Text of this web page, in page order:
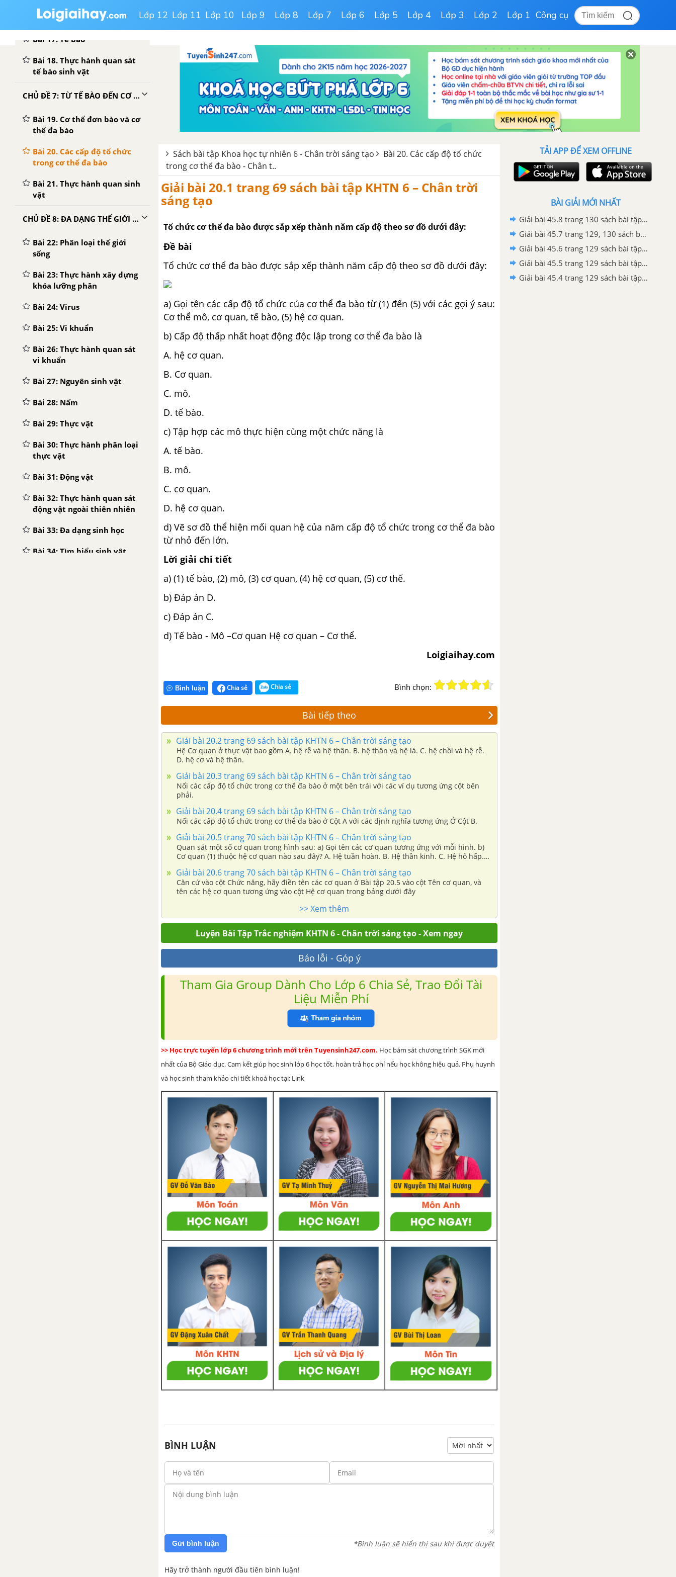
Lớp 12 Lớp 11 Lớp 10 Lớp 9 Lớp 8 Lớp 7 Lớp 6 Lớp 5 Lớp 4 Lớp 3 Lớp 2 Lớp 1 Công cụ
CHỦ ĐỀ 6: TẾ BÀO - ĐƠN VỊ CƠ SỞ CỦA SỰ SỐNG - SBT
Bài 17. Tế bào
Bài 18. Thực hành quan sát
tế bào sinh vật
CHỦ ĐỀ 7: TỪ TẾ BÀO ĐẾN CƠ THỂ - SBT CTST
Bài 19. Cơ thể đơn bào và cơ
thể đa bào
Bài 20. Các cấp độ tổ chức
trong cơ thể đa bào
Bài 21. Thực hành quan sinh
vật
CHỦ ĐỀ 8: ĐA DẠNG THẾ GIỚI SỐNG - SBT CTST
Bài 22: Phân loại thế giới
sống
Bài 23: Thực hành xây dựng
khóa lưỡng phân
Bài 24: Virus
Bài 25: Vi khuẩn
Bài 26: Thực hành quan sát
vi khuẩn
Bài 27: Nguyên sinh vật
Bài 28: Nấm
Bài 29: Thực vật
Bài 30: Thực hành phân loại
thực vật
Bài 31: Động vật
Bài 32: Thực hành quan sát
động vật ngoài thiên nhiên
Bài 33: Đa dạng sinh học
Bài 34: Tìm hiểu sinh vật
Sách bài tập Khoa học tự nhiên 6 - Chân trời sáng tạo
Bài 20. Các cấp độ tổ chức
trong cơ thể đa bào - Chân t..
Giải bài 20.1 trang 69 sách bài tập KHTN 6 – Chân trời
sáng tạo
Tổ chức cơ thể đa bào được sắp xếp thành năm cấp độ theo sơ đồ dưới đây:
Đề bài
Tổ chức cơ thể đa bào được sắp xếp thành năm cấp độ theo sơ đồ dưới đây:
a) Gọi tên các cấp độ tổ chức của cơ thể đa bào từ (1) đến (5) với các gợi ý sau:
Cơ thể mô, cơ quan, tế bào, (5) hệ cơ quan.
b) Cấp độ thấp nhất hoạt động độc lập trong cơ thể đa bào là
A. hệ cơ quan.
B. Cơ quan.
C. mô.
D. tế bào.
c) Tập hợp các mô thực hiện cùng một chức năng là
A. tế bào.
B. mô.
C. cơ quan.
D. hệ cơ quan.
d) Vẽ sơ đồ thể hiện mối quan hệ của năm cấp độ tổ chức trong cơ thể đa bào
từ nhỏ đến lớn.
Lời giải chi tiết
a) (1) tế bào, (2) mô, (3) cơ quan, (4) hệ cơ quan, (5) cơ thể.
b) Đáp án D.
c) Đáp án C.
d) Tế bào - Mô –Cơ quan Hệ cơ quan – Cơ thể.
Loigiaihay.com
Bình luận Chia sẻ Chia sẻ Bình chọn:
Bài tiếp theo
Giải bài 20.2 trang 69 sách bài tập KHTN 6 – Chân trời sáng tạo
Hệ Cơ quan ở thực vật bao gồm A. hệ rễ và hệ thân. B. hệ thân và hệ lá. C. hệ chồi và hệ rễ.
D. hệ cơ và hệ thân.
Giải bài 20.3 trang 69 sách bài tập KHTN 6 – Chân trời sáng tạo
Nối các cấp độ tổ chức trong cơ thể đa bào ở một bên trái với các ví dụ tương ứng cột bên
phải.
Giải bài 20.4 trang 69 sách bài tập KHTN 6 – Chân trời sáng tạo
Nối các cấp độ tổ chức trong cơ thể đa bào ở Cột A với các định nghĩa tương ứng Ở Cột B.
Giải bài 20.5 trang 70 sách bài tập KHTN 6 – Chân trời sáng tạo
Quan sát một số cơ quan trong hình sau: a) Gọi tên các cơ quan tương ứng với mỗi hình. b)
Cơ quan (1) thuộc hệ cơ quan nào sau đây? A. Hệ tuần hoàn. B. Hệ thần kinh. C. Hệ hô hấp.
Giải bài 20.6 trang 70 sách bài tập KHTN 6 – Chân trời sáng tạo
Căn cứ vào cột Chức năng, hãy điền tên các cơ quan ở Bài tập 20.5 vào cột Tên cơ quan, và
tên các hệ cơ quan tương ứng vào cột Hệ cơ quan trong bảng dưới đây
>> Xem thêm
Luyện Bài Tập Trắc nghiệm KHTN 6 - Chân trời sáng tạo - Xem ngay
Báo lỗi - Góp ý
Tham Gia Group Dành Cho Lớp 6 Chia Sẻ, Trao Đổi Tài
Liệu Miễn Phí
>> Học trực tuyến lớp 6 chương trình mới trên Tuyensinh247.com. Học bám sát chương trình SGK mới
nhất của Bộ Giáo dục. Cam kết giúp học sinh lớp 6 học tốt, hoàn trả học phí nếu học không hiệu quả. Phụ huynh
và học sinh tham khảo chi tiết khoá học tại: Link
BÌNH LUẬN
Gửi bình luận *Bình luận sẽ hiển thị sau khi được duyệt
Hãy trở thành người đầu tiên bình luận!
TẢI APP ĐỂ XEM OFFLINE
BÀI GIẢI MỚI NHẤT
Giải bài 45.8 trang 130 sách bài tập KHTN 6 - Chân trời sáng tạo
Giải bài 45.7 trang 129, 130 sách bài tập KHTN 6 - Chân trời sáng tạo
Giải bài 45.6 trang 129 sách bài tập KHTN 6 - Chân trời sáng tạo
Giải bài 45.5 trang 129 sách bài tập KHTN 6 - Chân trời sáng tạo
Giải bài 45.4 trang 129 sách bài tập KHTN 6 - Chân trời sáng tạo